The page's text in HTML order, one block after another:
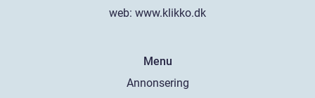
web: www.klikko.dk
Menu
Annonsering